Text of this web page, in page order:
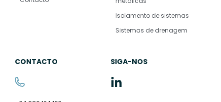
Isolamento de sistemas
Sistemas de drenagem
CONTACTO SIGA-NOS